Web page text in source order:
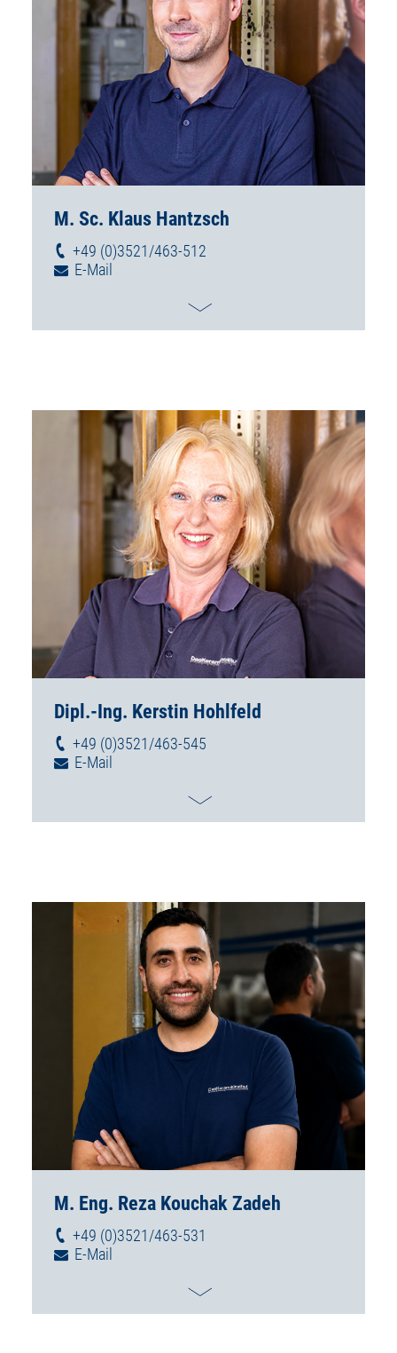
M. Sc. Klaus Hantzsch
+49 (0)3521/463-512
Dipl.-Ing. Kerstin Hohlfeld
+49 (0)3521/463-545
M. Eng. Reza Kouchak Zadeh
+49 (0)3521/463-531